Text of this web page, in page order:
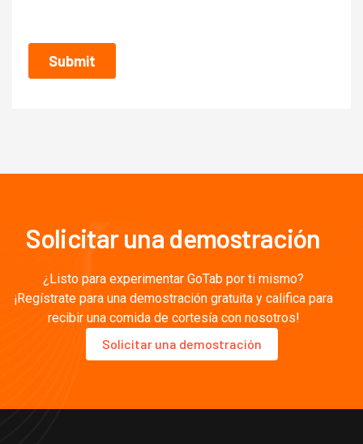
Solicitar una demostración
¿Listo para experimentar GoTab por ti mismo?
¡Regístrate para una demostración gratuita y califica para
recibir una comida de cortesía con nosotros!
Solicitar una demostración